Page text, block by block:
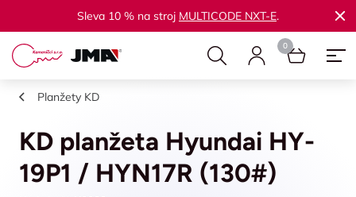
Sleva 10 % na stroj MULTICODE NXT-E.
Planžety KD
KD planžeta Hyundai HY-
19P1 / HYN17R (130#)